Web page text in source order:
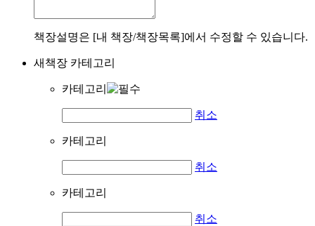
책장설명은 [내 책장/책장목록]에서 수정할 수 있습니다.
새책장 카테고리
카테고리
취소
카테고리
취소
카테고리
취소